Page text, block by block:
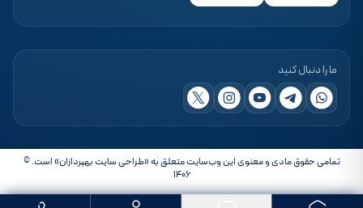
ما را دنبال کنید
تمامی حقوق مادی و معنوی این وب‌سایت متعلق به «طراحی سایت بهپردازان» است. ©
۱۴۰۶